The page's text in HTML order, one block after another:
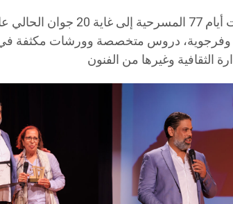
للتذكير تتواصل فعاليات أيام
دروس متخصصة وورشات مكثفة في